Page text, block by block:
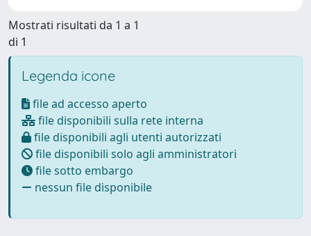
Mostrati risultati da 1 a 1
di 1
Legenda icone
file ad accesso aperto
file disponibili sulla rete interna
file disponibili agli utenti autorizzati
file disponibili solo agli amministratori
file sotto embargo
nessun file disponibile